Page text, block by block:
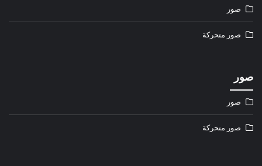
صور
صور متحركة
صور
صور
صور متحركة